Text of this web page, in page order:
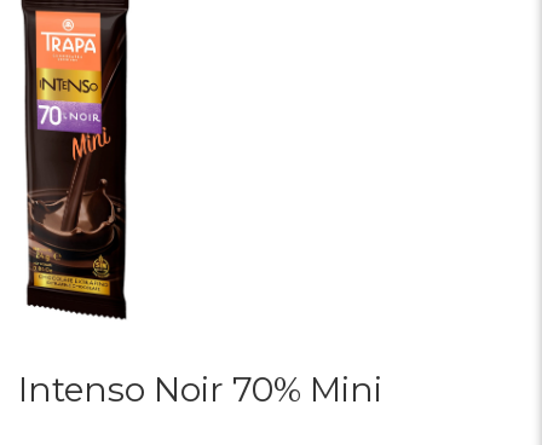
Intenso Noir 70% Mini